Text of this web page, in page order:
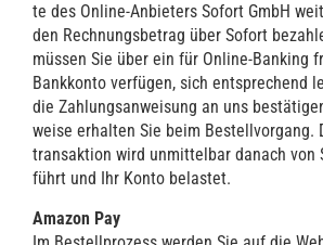
te des Online-Anbie­ters Sofort GmbH
den Rech­nungs­be­trag über Sofort
müs­sen Sie über ein für Online-Ban­king
Bank­kon­to ver­fü­gen, sich ent­spre­chend
die Zah­lungs­an­wei­sung an uns
wei­se erhal­ten Sie beim Bestell­vor­gang.
trans­ak­ti­on wird unmit­tel­bar danach von
führt und Ihr Kon­to belastet.
Ama­zon Pay